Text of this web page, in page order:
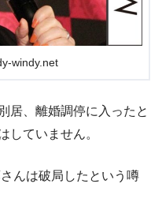
windy.net
居、離婚調停に入ったと
していません。
んは破局したという噂